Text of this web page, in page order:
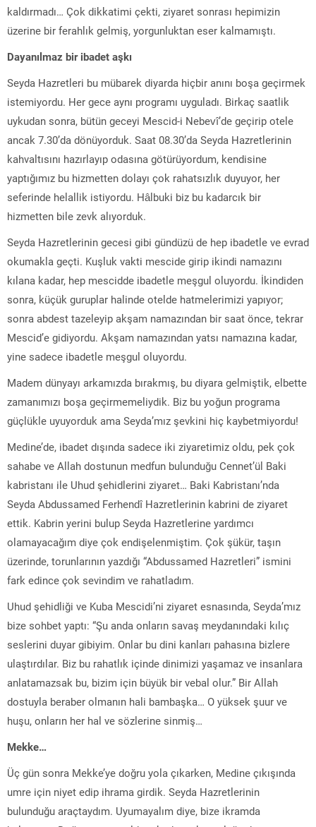
kaldırmadı… Çok dikkatimi çekti, ziyaret sonrası hepimizin
üzerine bir ferahlık gelmiş, yorgunluktan eser kalmamıştı.
Dayanılmaz bir ibadet aşkı
Seyda Hazretleri bu mübarek diyarda hiçbir anını boşa geçirmek
istemiyordu. Her gece aynı programı uyguladı. Birkaç saatlik
uykudan sonra, bütün geceyi Mescid-i Nebevî’de geçirip otele
ancak 7.30’da dönüyorduk. Saat 08.30’da Seyda Hazretlerinin
kahvaltısını hazırlayıp odasına götürüyordum, kendisine
yaptığımız bu hizmetten dolayı çok rahatsızlık duyuyor, her
seferinde helallik istiyordu. Hâlbuki biz bu kadarcık bir
hizmetten bile zevk alıyorduk.
Seyda Hazretlerinin gecesi gibi gündüzü de hep ibadetle ve evrad
okumakla geçti. Kuşluk vakti mescide girip ikindi namazını
kılana kadar, hep mescidde ibadetle meşgul oluyordu. İkindiden
sonra, küçük guruplar halinde otelde hatmelerimizi yapıyor;
sonra abdest tazeleyip akşam namazından bir saat önce, tekrar
Mescid’e gidiyordu. Akşam namazından yatsı namazına kadar,
yine sadece ibadetle meşgul oluyordu.
Madem dünyayı arkamızda bırakmış, bu diyara gelmiştik, elbette
zamanımızı boşa geçirmemeliydik. Biz bu yoğun programa
güçlükle uyuyorduk ama Seyda’mız şevkini hiç kaybetmiyordu!
Medine’de, ibadet dışında sadece iki ziyaretimiz oldu, pek çok
sahabe ve Allah dostunun medfun bulunduğu Cennet’ül Baki
kabristanı ile Uhud şehidlerini ziyaret… Baki Kabristanı’nda
Seyda Abdussamed Ferhendî Hazretlerinin kabrini de ziyaret
ettik. Kabrin yerini bulup Seyda Hazretlerine yardımcı
olamayacağım diye çok endişelenmiştim. Çok şükür, taşın
üzerinde, torunlarının yazdığı “Abdussamed Hazretleri” ismini
fark edince çok sevindim ve rahatladım.
Uhud şehidliği ve Kuba Mescidi’ni ziyaret esnasında, Seyda’mız
bize sohbet yaptı: “Şu anda onların savaş meydanındaki kılıç
seslerini duyar gibiyim. Onlar bu dini kanları pahasına bizlere
ulaştırdılar. Biz bu rahatlık içinde dinimizi yaşamaz ve insanlara
anlatamazsak bu, bizim için büyük bir vebal olur.” Bir Allah
dostuyla beraber olmanın hali bambaşka… O yüksek şuur ve
huşu, onların her hal ve sözlerine sinmiş…
Mekke…
Üç gün sonra Mekke’ye doğru yola çıkarken, Medine çıkışında
umre için niyet edip ihrama girdik. Seyda Hazretlerinin
bulunduğu araçtaydım. Uyumayalım diye, bize ikramda